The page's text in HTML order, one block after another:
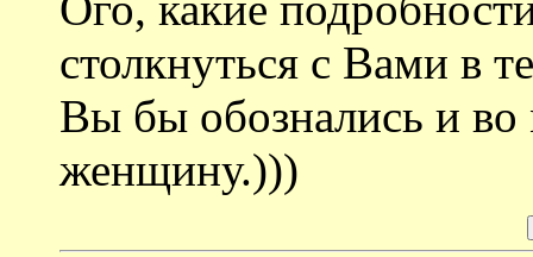
столкнуться с Вами в
Вы бы обознались и
женщину.)))